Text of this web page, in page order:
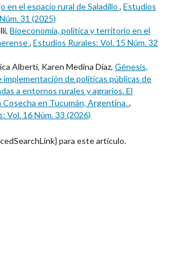
en el espacio rural de Saladillo , Estudios
31 (2025)
Bioeconomía, política y territorio en el
, Estudios Rurales: Vol. 15 Núm. 32
Albertí, Karen Medina Díaz, Génesis,
implementación de políticas públicas de
a entornos rurales y agrarios. El
Cosecha en Tucumán, Argentina.,
Vol. 16 Núm. 33 (2026)
para este artículo.